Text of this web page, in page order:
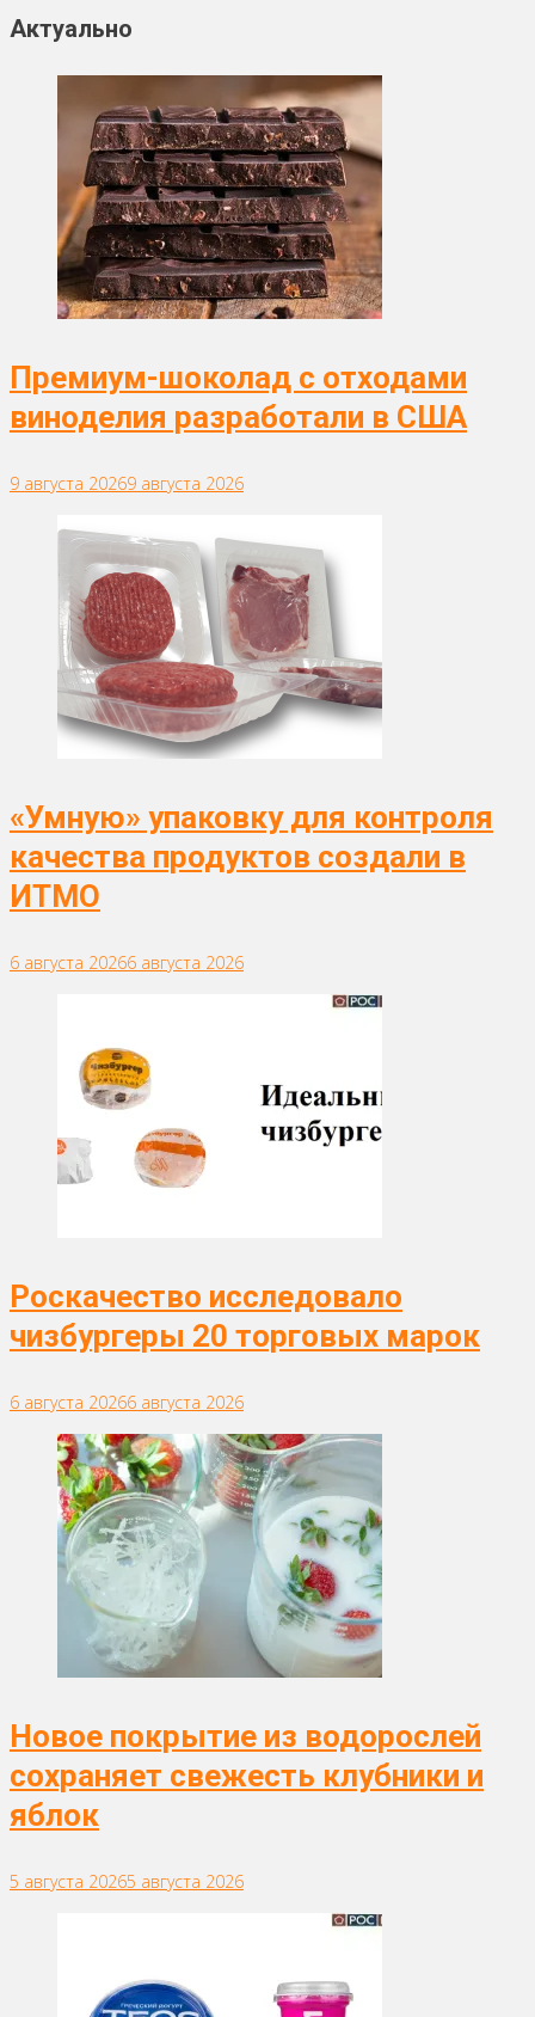
Актуально
Премиум-шоколад с отходами
виноделия разработали в США
9 августа 20269 августа 2026
«Умную» упаковку для контроля
качества продуктов создали в
ИТМО
6 августа 20266 августа 2026
Роскачество исследовало
чизбургеры 20 торговых марок
6 августа 20266 августа 2026
Новое покрытие из водорослей
сохраняет свежесть клубники и
яблок
5 августа 20265 августа 2026